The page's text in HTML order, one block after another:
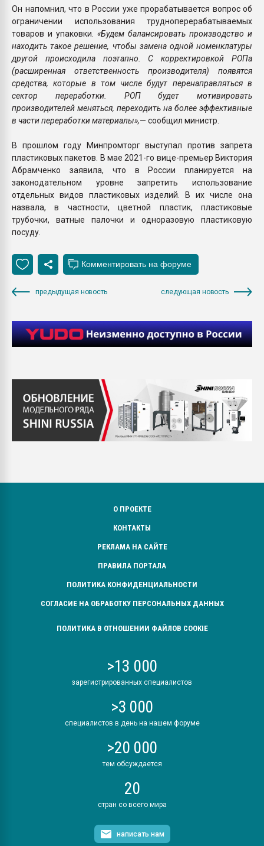
Он напомнил, что в России уже прорабатывается вопрос об
ограничении использования трудноперерабатываемых
товаров и упаковки. «Будем балансировать производство и
находить такое решение, чтобы замена одной номенклатуры
другой происходила поэтапно. С корректировкой РОПа
(расширенная ответственность производителя) появятся
средства, которые в том числе будут перенаправляться в
сектор переработки. РОП будет мотивировать
производителей меняться, переходить на более эффективные
в части переработки материалы»,— сообщил министр.
В прошлом году Минпромторг выступал против запрета
пластиковых пакетов. В мае 2021-го вице-премьер Виктория
Абрамченко заявила, что в России планируется на
законодательном уровне запретить использование
отдельных видов пластиковых изделий. В их числе она
назвала, в частности, цветной пластик, пластиковые
трубочки, ватные палочки и одноразовую пластиковую
посуду.
предыдущая новость следующая новость
О ПРОЕКТЕ
КОНТАКТЫ
РЕКЛАМА НА САЙТЕ
ПРАВИЛА ПОРТАЛА
ПОЛИТИКА КОНФИДЕНЦИАЛЬНОСТИ
СОГЛАСИЕ НА ОБРАБОТКУ ПЕРСОНАЛЬНЫХ ДАННЫХ
ПОЛИТИКА В ОТНОШЕНИИ ФАЙЛОВ COOKIE
>13 000
зарегистрированных специалистов
>3 000
специалистов в день на нашем форуме
>20 000
тем обсуждается
20
стран со всего мира
написать нам